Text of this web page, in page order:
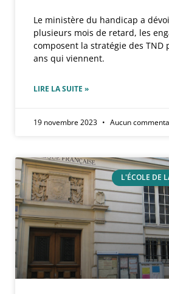
Le ministère du handicap a
plusieurs mois de retard, les
composent la stratégie des TND
ans qui viennent.
LIRE LA SUITE »
19 novembre 2023 Aucun
L'ÉCOLE DE